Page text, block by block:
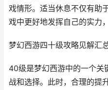
戏情形。适当休息不仅有助
戏中更好地发挥自己的实力
梦幻西游四十级攻略见解汇
40级是梦幻西游中的一个关
战和选择。此时，合理的提